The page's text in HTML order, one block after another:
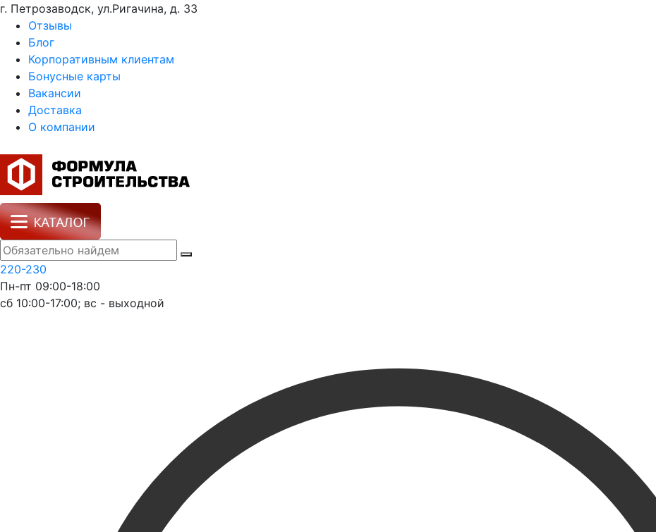
г. Петрозаводск, ул.Ригачина, д. 33
Отзывы
Блог
Корпоративным клиентам
Бонусные карты
Вакансии
Доставка
О компании
220-230
Пн-пт 09:00-18:00
сб 10:00-17:00; вс - выходной